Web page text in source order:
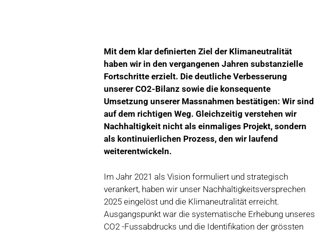
Mit dem klar definierten Ziel der Klimaneutralität
haben wir in den vergangenen Jahren substanzielle
Fortschritte erzielt. Die deutliche Verbesserung
unserer CO2-Bilanz sowie die konsequente
Umsetzung unserer Massnahmen bestätigen: Wir sind
auf dem richtigen Weg. Gleichzeitig verstehen wir
Nachhaltigkeit nicht als einmaliges Projekt, sondern
als kontinuierlichen Prozess, den wir laufend
weiterentwickeln.
Im Jahr 2021 als Vision formuliert und strategisch
verankert, haben wir unser Nachhaltigkeitsversprechen
2025 eingelöst und die Klimaneutralität erreicht.
Ausgangspunkt war die systematische Erhebung unseres
CO2 -Fussabdrucks und die Identifikation der grössten